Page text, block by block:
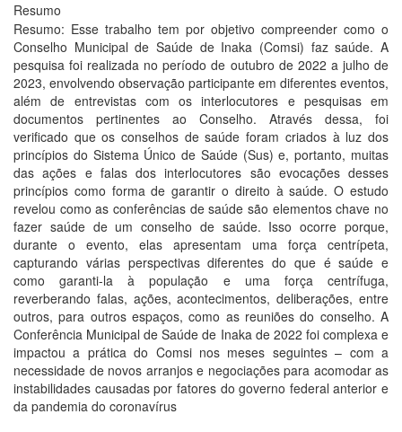
Resumo
Resumo: Esse trabalho tem por objetivo compreender como o
Conselho Municipal de Saúde de Inaka (Comsi) faz saúde. A
pesquisa foi realizada no período de outubro de 2022 a julho de
2023, envolvendo observação participante em diferentes eventos,
além de entrevistas com os interlocutores e pesquisas em
documentos pertinentes ao Conselho. Através dessa, foi
verificado que os conselhos de saúde foram criados à luz dos
princípios do Sistema Único de Saúde (Sus) e, portanto, muitas
das ações e falas dos interlocutores são evocações desses
princípios como forma de garantir o direito à saúde. O estudo
revelou como as conferências de saúde são elementos chave no
fazer saúde de um conselho de saúde. Isso ocorre porque,
durante o evento, elas apresentam uma força centrípeta,
capturando várias perspectivas diferentes do que é saúde e
como garanti-la à população e uma força centrífuga,
reverberando falas, ações, acontecimentos, deliberações, entre
outros, para outros espaços, como as reuniões do conselho. A
Conferência Municipal de Saúde de Inaka de 2022 foi complexa e
impactou a prática do Comsi nos meses seguintes – com a
necessidade de novos arranjos e negociações para acomodar as
instabilidades causadas por fatores do governo federal anterior e
da pandemia do coronavírus